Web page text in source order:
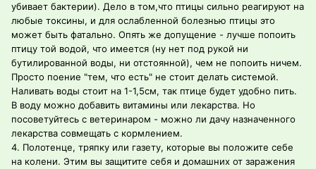
убивает бактерии). Дело в том,что птицы сильно реагируют на
любые токсины, и для ослабленной болезнью птицы это
может быть фатально. Опять же допущение - лучше попоить
птицу той водой, что имеется (ну нет под рукой ни
бутилированной воды, ни отстоянной), чем не попоить ничем.
Просто поение "тем, что есть" не стоит делать системой.
Наливать воды стоит на 1-1,5см, так птице будет удобно пить.
В воду можно добавить витамины или лекарства. Но
посоветуйтесь с ветеринаром - можно ли дачу назначенного
лекарства совмещать с кормлением.
4. Полотенце, тряпку или газету, которые вы положите себе
на колени. Этим вы защитите себя и домашних от заражения